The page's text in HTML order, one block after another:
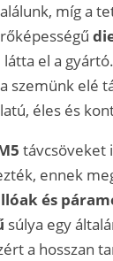
míg a
látta el a
szemünk elé
éles és
távcsöveket
ennek
és
súlya egy
a hosszan